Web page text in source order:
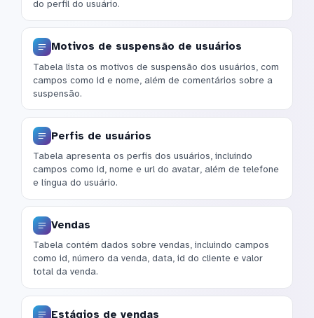
do perfil do usuário.
Motivos de suspensão de usuários
Tabela lista os motivos de suspensão dos usuários, com
campos como id e nome, além de comentários sobre a
suspensão.
Perfis de usuários
Tabela apresenta os perfis dos usuários, incluindo
campos como id, nome e url do avatar, além de telefone
e língua do usuário.
Vendas
Tabela contém dados sobre vendas, incluindo campos
como id, número da venda, data, id do cliente e valor
total da venda.
Estágios de vendas